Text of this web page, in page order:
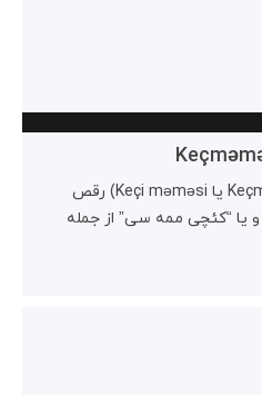
رقص کئچمه مه سی ( Keçməməsi یا Keçi məməsi) رقص
“کئچمه مه سی” Keçməməsi و یا “کئچی ممه سی” از جمله